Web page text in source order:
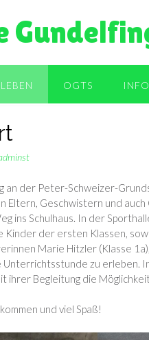
OGTS
der Peter-Schweizer-
Eltern, Geschwistern und
ins Schulhaus. In der
der ersten Klassen,
Marie Hitzler (Klasse
Unterrichtsstunde zu
ihrer Begleitung die
und viel Spaß!